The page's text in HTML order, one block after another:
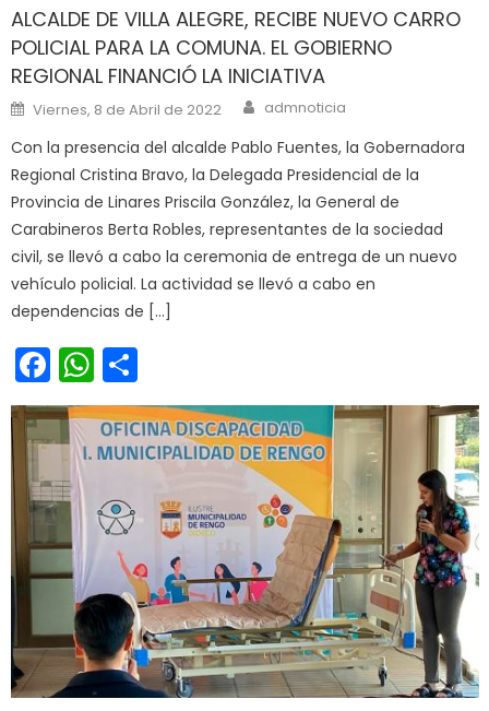
ALCALDE DE VILLA ALEGRE, RECIBE NUEVO CARRO
POLICIAL PARA LA COMUNA. EL GOBIERNO
REGIONAL FINANCIÓ LA INICIATIVA
Posted on
Viernes, 8 de Abril de 2022 Author
admnoticia
Con la presencia del alcalde Pablo Fuentes, la Gobernadora
Regional Cristina Bravo, la Delegada Presidencial de la
Provincia de Linares Priscila González, la General de
Carabineros Berta Robles, representantes de la sociedad
civil, se llevó a cabo la ceremonia de entrega de un nuevo
vehículo policial. La actividad se llevó a cabo en
dependencias de […]
Facebook
WhatsApp